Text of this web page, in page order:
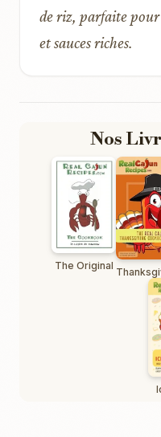
de riz, parfaite pour
et sauces riches.
Nos
The Original